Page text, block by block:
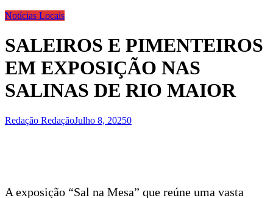
Notícias Locais
SALEIROS E PIMENTEIROS
EM EXPOSIÇÃO NAS
SALINAS DE RIO MAIOR
Redação RedaçãoJulho 8, 20250
A exposição “Sal na Mesa” que reúne uma vasta